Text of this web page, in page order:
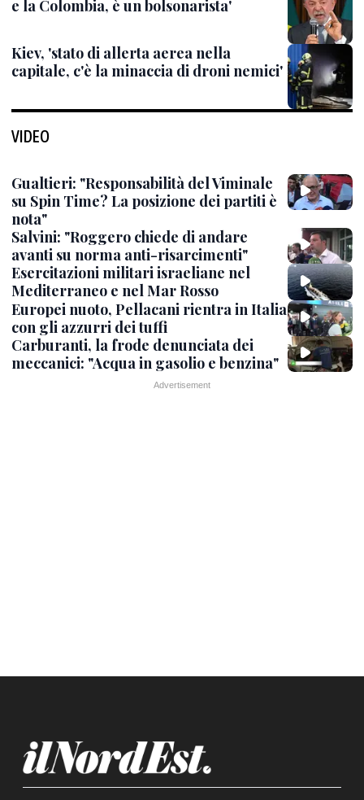
e la Colombia, è un bolsonarista'
Kiev, 'stato di allerta aerea nella
capitale, c'è la minaccia di droni nemici'
VIDEO
Gualtieri: "Responsabilità del Viminale
su Spin Time? La posizione dei partiti è
nota"
Salvini: "Roggero chiede di andare
avanti su norma anti-risarcimenti"
Esercitazioni militari israeliane nel
Mediterraneo e nel Mar Rosso
Europei nuoto, Pellacani rientra in Italia
con gli azzurri dei tuffi
Carburanti, la frode denunciata dei
meccanici: "Acqua in gasolio e benzina"